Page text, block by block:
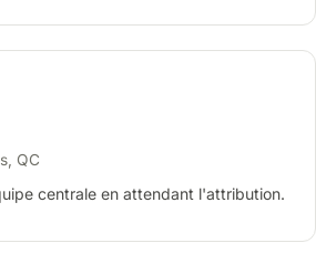
QC
centrale en attendant l'attribution.